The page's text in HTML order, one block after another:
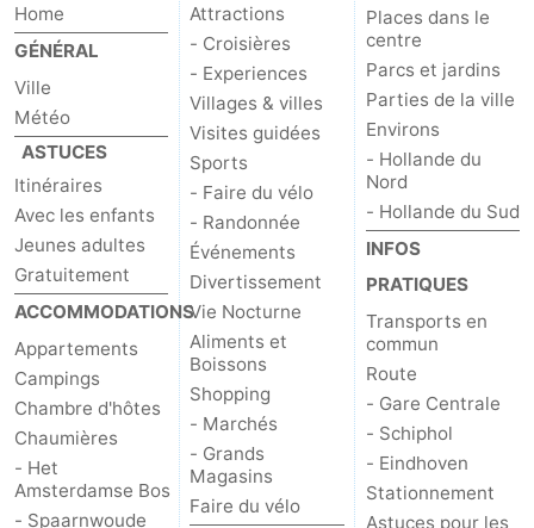
Home
GÉNÉRAL
Ville
Météo
ASTUCES
Itinéraires
Avec les enfants
Jeunes adultes
Gratuitement
ACCOMMODATIONS
Appartements
Campings
Chambre d'hôtes
Chaumières
- Het
Amsterdamse Bos
- Spaarnwoude
Attractions
- Croisières
- Experiences
Villages & villes
Visites guidées
Sports
- Faire du vélo
- Randonnée
Événements
Divertissement
Vie Nocturne
Aliments et
Boissons
Shopping
- Marchés
- Grands
Magasins
Faire du vélo
Places dans le
centre
Parcs et jardins
Parties de la ville
Environs
- Hollande du
Nord
- Hollande du Sud
INFOS
PRATIQUES
Transports en
commun
Route
- Gare Centrale
- Schiphol
- Eindhoven
Stationnement
Astuces pour les